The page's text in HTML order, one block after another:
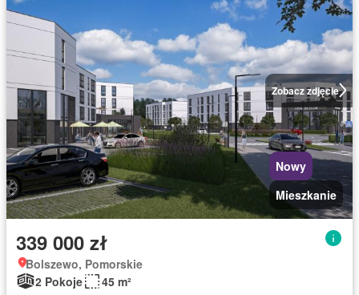
Zobacz zdjęcie
Nowy
Mieszkanie
339 000 zł
Bolszewo, Pomorskie
2 Pokoje
45 m²